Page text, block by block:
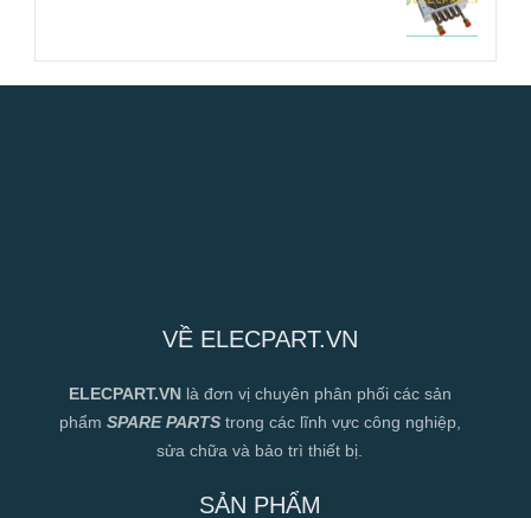
VỀ ELECPART.VN
ELECPART.VN là đơn vị chuyên phân phối các sản
phẩm SPARE PARTStrong các lĩnh vực công nghiệp,
sửa chữa và bảo trì thiết bị.
SẢN PHẨM